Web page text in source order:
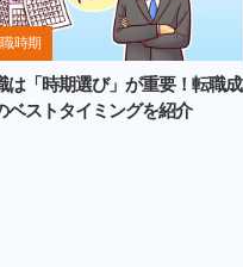
時期
は「時期選び」が重要！転職成
ベストタイミングを紹介